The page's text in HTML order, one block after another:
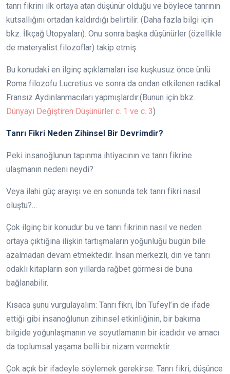
tanrı fikrini ilk ortaya atan düşünür olduğu ve böylece tanrının
kutsallığını ortadan kaldırdığı belirtilir. (Daha fazla bilgi için
bkz. İlkçağ Ütopyaları). Onu sonra başka düşünürler (özellikle
de materyalist filozoflar) takip etmiş.
Bu konudaki en ilginç açıklamaları ise kuşkusuz önce ünlü
Roma filozofu Lucretius ve sonra da ondan etkilenen radikal
Fransız Aydınlanmacıları yapmışlardır.(Bunun için bkz.
Dünyayı Değiştiren Düşünürler c. 1 ve c. 3)
Tanrı Fikri Neden Zihinsel Bir Devrimdir?
Peki insanoğlunun tapınma ihtiyacının ve tanrı fikrine
ulaşmanın nedeni neydi?
Veya ilahi güç arayışı ve en sonunda tek tanrı fikri nasıl
oluştu?…
Çok ilginç bir konudur bu ve tanrı fikrinin nasıl ve neden
ortaya çıktığına ilişkin tartışmaların yoğunluğu bugün bile
azalmadan devam etmektedir. İnsan merkezli, din ve tanrı
odaklı kitapların son yıllarda rağbet görmesi de buna
bağlanabilir.
Kısaca şunu vurgulayalım: Tanrı fikri, İbn Tufeyl’in de ifade
ettiği gibi insanoğlunun zihinsel etkinliğinin, bir bakıma
bilgide yoğunlaşmanın ve soyutlamanın bir icadıdır ve amacı
da toplumsal yaşama belli bir nizam vermektir.
Çok açık bir ifadeyle söylemek gerekirse: Tanrı fikri, düşünce